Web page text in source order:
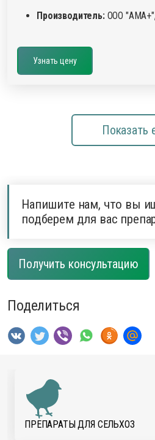
Производитель:ООО
Узнать цену
Показать
Напишите нам, что вы
подберем для вас
Получить консультацию
Поделиться
ПРЕПАРАТЫ ДЛЯ CЕЛЬХОЗ